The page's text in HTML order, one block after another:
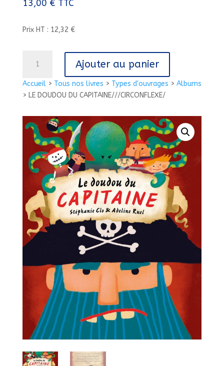
Accueil> Tous nos livres > Types d'ouvrages > Albums
> LE DOUDOU DU CAPITAINE///CIRCONFLEXE/
13,00 € TTC
Prix HT : 12,32 €
LE
DOUDOU
Ajouter au panier